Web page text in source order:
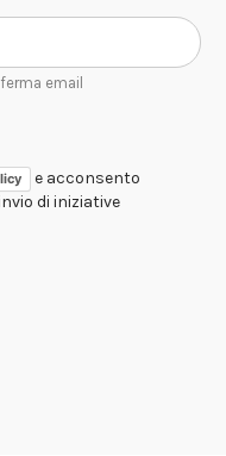
email
e acconsento
di iniziative